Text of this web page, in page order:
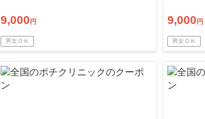
9,000 円
男女ＯＫ
9,000 円
男女ＯＫ